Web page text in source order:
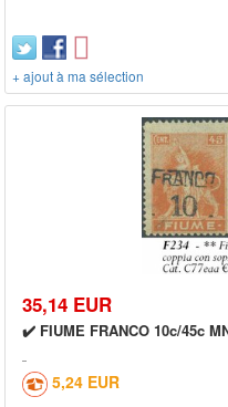
+ ajout à ma sélection
35,14 EUR
✔️ FIUME FRANCO 10c/45c
5,24 EUR